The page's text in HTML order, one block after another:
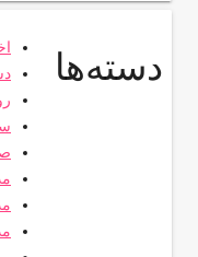
دسته‌ها